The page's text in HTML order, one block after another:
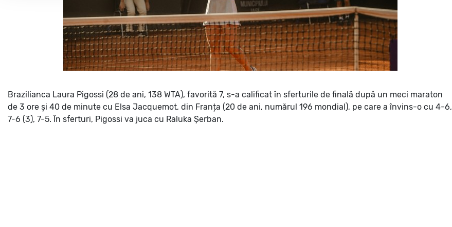
Brazilianca Laura Pigossi (28 de ani, 138 WTA), favorită 7, s-a calificat în sferturile de finală după un meci maraton
de 3 ore și 40 de minute cu Elsa Jacquemot, din Franța (20 de ani, numărul 196 mondial), pe care a învins-o cu 4-6,
7-6 (3), 7-5. În sferturi, Pigossi va juca cu Raluka Șerban.